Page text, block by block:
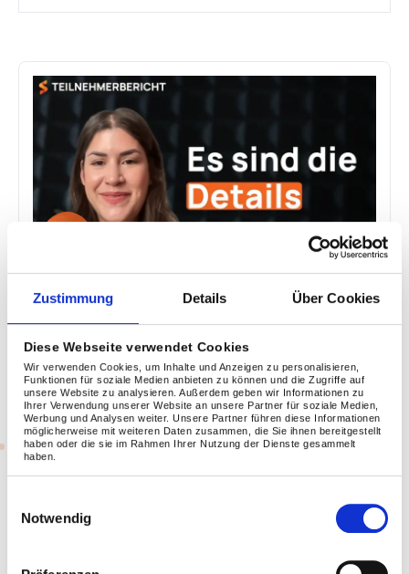
Zustimmung Details Über Cookies
Diese Webseite verwendet Cookies
Wir verwenden Cookies, um Inhalte und Anzeigen zu personalisieren,
Funktionen für soziale Medien anbieten zu können und die Zugriffe auf
unsere Website zu analysieren. Außerdem geben wir Informationen zu
Ihrer Verwendung unserer Website an unsere Partner für soziale Medien,
Werbung und Analysen weiter. Unsere Partner führen diese Informationen
möglicherweise mit weiteren Daten zusammen, die Sie ihnen bereitgestellt
haben oder die sie im Rahmen Ihrer Nutzung der Dienste gesammelt
haben.
Notwendig
„Die Praxis macht alles – erst durch
die Übungen versteht man wirklich,
wie man KI im Unternehmen einsetzen
kann.“
Nathalia Faula
Projektmanagerin @ SmartView360 GmbH